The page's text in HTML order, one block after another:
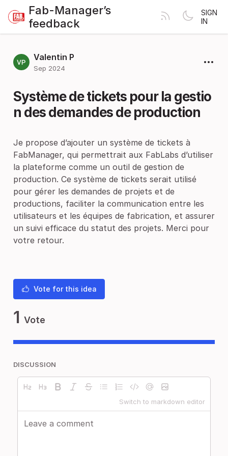
Fab-Manager’s
feedback
SIGN
IN
Valentin P
Sep 2024
Système de tickets pour la gestio
n des demandes de production
Je propose d’ajouter un système de tickets à
FabManager, qui permettrait aux FabLabs d’utiliser
la plateforme comme un outil de gestion de
production. Ce système de tickets serait utilisé
pour gérer les demandes de projets et de
productions, faciliter la communication entre les
utilisateurs et les équipes de fabrication, et assurer
un suivi efficace du statut des projets. Merci pour
votre retour.
Vote for this idea
1 Vote
DISCUSSION
Switch to markdown editor